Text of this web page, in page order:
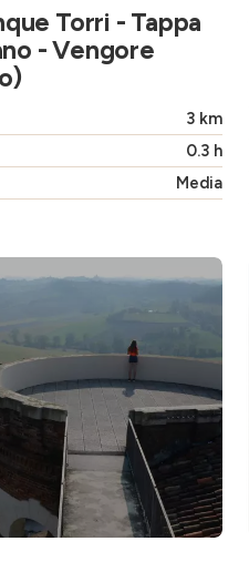
Torri - Tappa
- Vengore
3 km
0.3 h
Media